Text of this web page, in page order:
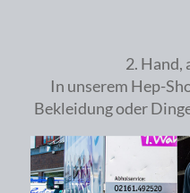
2. Hand,
In unserem Hep-
Bekleidung oder